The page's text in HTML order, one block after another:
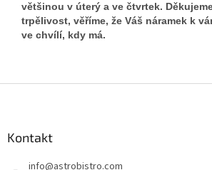
většinou v úterý a ve čtvrtek.
trpělivost, věříme, že Váš náramek k
ve chvílí, kdy má.
Kontakt
info@astrobistro.com